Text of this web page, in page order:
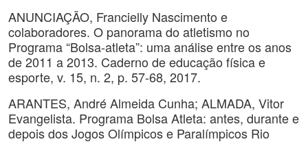
ANUNCIAÇÃO, Francielly Nascimento e
colaboradores. O panorama do atletismo no
Programa “Bolsa-atleta”: uma análise entre os anos
de 2011 a 2013. Caderno de educação física e
esporte, v. 15, n. 2, p. 57-68, 2017.
ARANTES, André Almeida Cunha; ALMADA, Vitor
Evangelista. Programa Bolsa Atleta: antes, durante e
depois dos Jogos Olímpicos e Paralímpicos Rio